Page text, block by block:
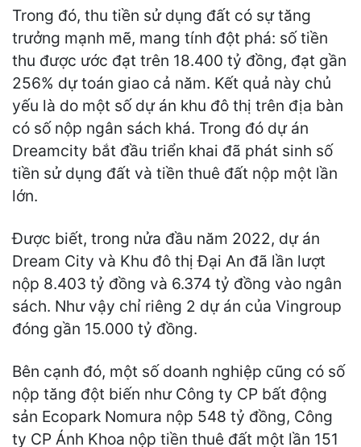
Trong đó, thu tiền sử dụng đất có sự tăng
trưởng mạnh mẽ, mang tính đột phá: số tiền
thu được ước đạt trên 18.400 tỷ đồng, đạt gần
256% dự toán giao cả năm. Kết quả này chủ
yếu là do một số dự án khu đô thị trên địa bàn
có số nộp ngân sách khá. Trong đó dự án
Dreamcity bắt đầu triển khai đã phát sinh số
tiền sử dụng đất và tiền thuê đất nộp một lần
lớn.
Được biết, trong nửa đầu năm 2022, dự án
Dream City và Khu đô thị Đại An đã lần lượt
nộp 8.403 tỷ đồng và 6.374 tỷ đồng vào ngân
sách. Như vậy chỉ riêng 2 dự án của Vingroup
đóng gần 15.000 tỷ đồng.
Bên cạnh đó, một số doanh nghiệp cũng có số
nộp tăng đột biến như Công ty CP bất động
sản Ecopark Nomura nộp 548 tỷ đồng, Công
ty CP Ánh Khoa nộp tiền thuê đất một lần 151